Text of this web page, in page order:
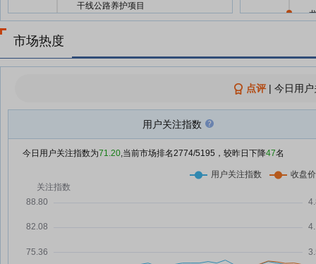
干线公路养护项目
价约5.55亿元
龙建股份：中标55491.97万元工
07-20
07-19
07-17
07-16
07-15
07-15
07-08
市场热度
点评| 今日用
用户关注指数
今日用户关注指数为71.20,当前市场排名2774/5195，较昨日下降47名